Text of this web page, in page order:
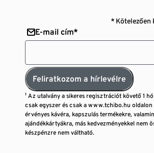
* Kötelezően
E-mail cím*
Feliratkozom a hírlevélre
¹ Az utalvány a sikeres regisztrációt követő 1
csak egyszer és csak a www.tchibo.hu oldalon
érvényes kávéra, kapszulás termékekre,
ajándékkártyákra, más kedvezményekkel nem
készpénzre nem váltható.